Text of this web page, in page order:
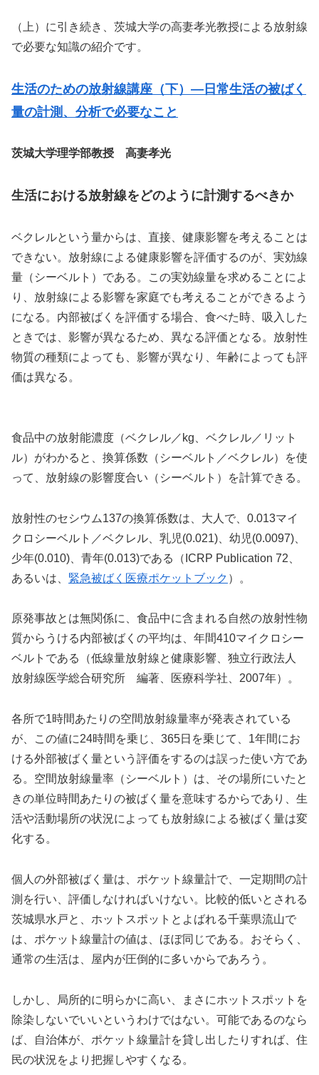
（上）に引き続き、茨城大学の高妻孝光教授による放射線
で必要な知識の紹介です。
生活のための放射線講座（下）—日常生活の被ばく
量の計測、分析で必要なこと
茨城大学理学部教授 高妻孝光
生活における放射線をどのように計測するべきか
ベクレルという量からは、直接、健康影響を考えることは
できない。放射線による健康影響を評価するのが、実効線
量（シーベルト）である。この実効線量を求めることによ
り、放射線による影響を家庭でも考えることができるよう
になる。内部被ばくを評価する場合、食べた時、吸入した
ときでは、影響が異なるため、異なる評価となる。放射性
物質の種類によっても、影響が異なり、年齢によっても評
価は異なる。
食品中の放射能濃度（ベクレル／kg、ベクレル／リット
ル）がわかると、換算係数（シーベルト／ベクレル）を使
って、放射線の影響度合い（シーベルト）を計算できる。
放射性のセシウム137の換算係数は、大人で、0.013マイ
クロシーベルト／ベクレル、乳児(0.021)、幼児(0.0097)、
少年(0.010)、青年(0.013)である（ICRP Publication 72、
あるいは、 緊急被ばく医療ポケットブック ）。
原発事故とは無関係に、食品中に含まれる自然の放射性物
質からうける内部被ばくの平均は、年間410マイクロシー
ベルトである（低線量放射線と健康影響、独立行政法人
放射線医学総合研究所 編著、医療科学社、2007年）。
各所で1時間あたりの空間放射線量率が発表されている
が、この値に24時間を乗じ、365日を乗じて、1年間にお
ける外部被ばく量という評価をするのは誤った使い方であ
る。空間放射線量率（シーベルト）は、その場所にいたと
きの単位時間あたりの被ばく量を意味するからであり、生
活や活動場所の状況によっても放射線による被ばく量は変
化する。
個人の外部被ばく量は、ポケット線量計で、一定期間の計
測を行い、評価しなければいけない。比較的低いとされる
茨城県水戸と、ホットスポットとよばれる千葉県流山で
は、ポケット線量計の値は、ほぼ同じである。おそらく、
通常の生活は、屋内が圧倒的に多いからであろう。
しかし、局所的に明らかに高い、まさにホットスポットを
除染しないでいいというわけではない。可能であるのなら
ば、自治体が、ポケット線量計を貸し出したりすれば、住
民の状況をより把握しやすくなる。